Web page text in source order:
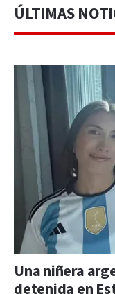
ÚLTIMAS
Una niñera
detenida en